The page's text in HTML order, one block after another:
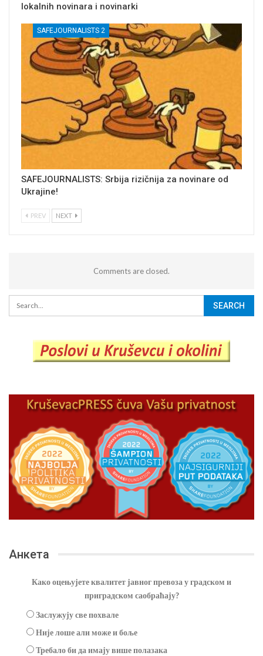
lokalnih novinara i novinarki
SAFEJOURNALISTS 2
SAFEJOURNALISTS: Srbija rizičnija za novinare od
Ukrajine!
PREV NEXT
Comments are closed.
Анкета
Како оцењујете квалитет јавног превоза у градском и
приградском саобраћају?
Заслужују све похвале
Није лоше али може и боље
Требало би да имају више полазака